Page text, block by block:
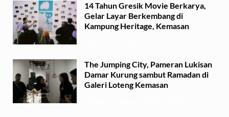
14 Tahun Gresik Movie Berkarya,
Gelar Layar Berkembang di
Kampung Heritage, Kemasan
The Jumping City, Pameran Lukisan
Damar Kurung sambut Ramadan di
Galeri Loteng Kemasan